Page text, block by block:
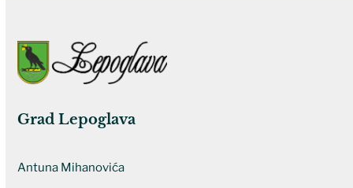
Grad Lepoglava
Antuna Mihanovića